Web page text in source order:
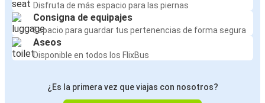
Disfruta de más espacio para las piernas
Consigna de equipajes
Espacio para guardar tus pertenencias de forma segura
Aseos
Disponible en todos los FlixBus
¿Es la primera vez que viajas con nosotros?